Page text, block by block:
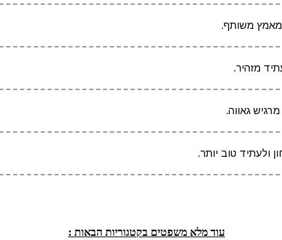
משותף.
מזהיר.
גאווה.
ולעתיד טוב יותר.
עוד מלא משפטים בקטגוריות הבאות :